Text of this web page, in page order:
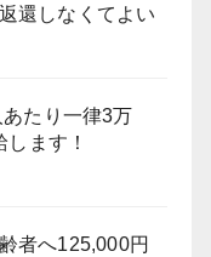
還しなくてよい
あたり一律3万
ます！
者へ125,000円